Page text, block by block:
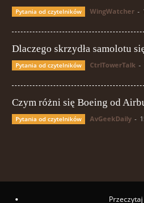
Pytania od czytelników WingWatcher -
Dlaczego skrzydła samolotu
Pytania od czytelników CtrlTowerTalk -
Czym różni się Boeing od
Pytania od czytelników AvGeekDaily -